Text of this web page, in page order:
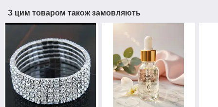
З цим товаром також замовляють